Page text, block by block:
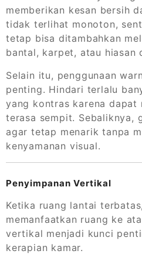
memberikan kesan bersih
tidak terlihat monoton,
tetap bisa ditambahkan
bantal, karpet, atau hiasan
Selain itu, penggunaan
penting. Hindari terlalu
yang kontras karena dapat
terasa sempit. Sebaliknya,
agar tetap menarik tanpa
kenyamanan visual.
Penyimpanan Vertikal
Ketika ruang lantai
memanfaatkan ruang ke
vertikal menjadi kunci
kerapian kamar.